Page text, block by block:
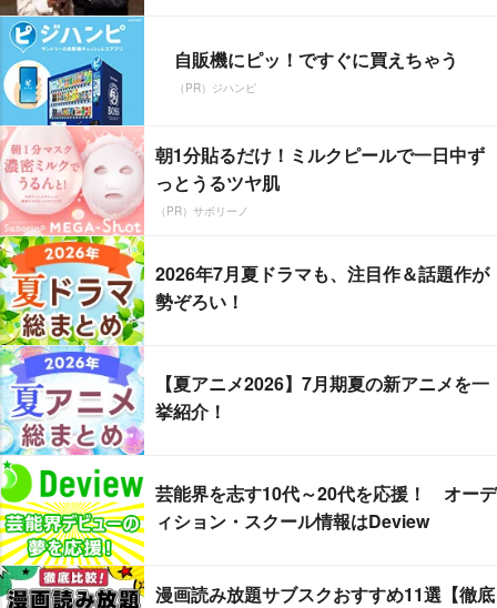
自販機にピッ！ですぐに買えちゃう
（PR）ジハンピ
朝1分貼るだけ！ミルクピールで一日中ず
っとうるツヤ肌
（PR）サボリーノ
2026年7月夏ドラマも、注目作＆話題作が
勢ぞろい！
【夏アニメ2026】7月期夏の新アニメを一
挙紹介！
芸能界を志す10代～20代を応援！ オーデ
ィション・スクール情報はDeview
漫画読み放題サブスクおすすめ11選【徹底